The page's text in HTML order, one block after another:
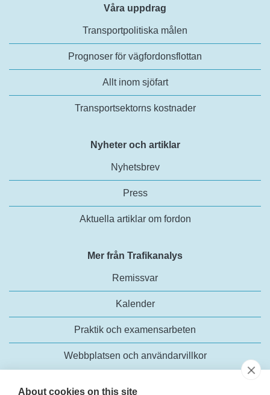
About cookies on this site
Våra uppdrag
Transportpolitiska målen
Prognoser för vägfordonsflottan
Allt inom sjöfart
Transportsektorns kostnader
Nyheter och artiklar
Nyhetsbrev
Press
Aktuella artiklar om fordon
Mer från Trafikanalys
Remissvar
Kalender
Praktik och examensarbeten
Webbplatsen och användarvillkor